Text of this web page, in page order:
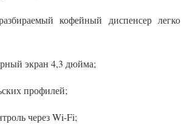
кофейный диспенсер легко
экран 4,3 дюйма;
профилей;
через Wi-Fi;